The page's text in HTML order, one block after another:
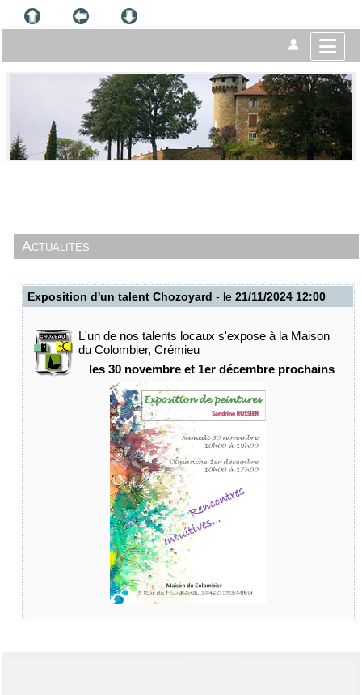
Actualités
Exposition d'un talent Chozoyard - le 21/11/2024 12:00
L'un de nos talents locaux s'expose à la Maison
du Colombier, Crémieu
les 30 novembre et 1er décembre prochains